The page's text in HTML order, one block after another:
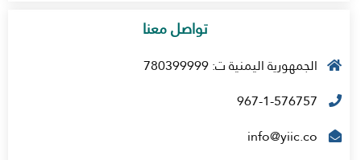
تواصل معنا
الجمهورية اليمنية ت: 780399999
967-1-576757
info@yiic.co